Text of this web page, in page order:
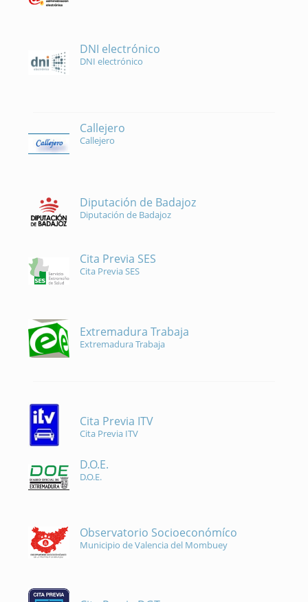
DNI electrónico
DNI electrónico
Callejero
Callejero
Diputación de Badajoz
Diputación de Badajoz
Cita Previa SES
Cita Previa SES
Extremadura Trabaja
Extremadura Trabaja
Cita Previa ITV
Cita Previa ITV
D.O.E.
D.O.E.
Observatorio Socioeconómíco
Municipio de Valencia del Mombuey